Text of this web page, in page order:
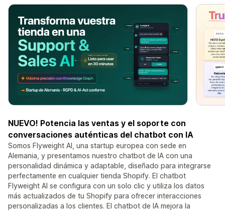
NUEVO! Potencia las ventas y el soporte con
conversaciones auténticas del chatbot con IA
Somos Flyweight AI, una startup europea con sede en
Alemania, y presentamos nuestro chatbot de IA con una
personalidad dinámica y adaptable, diseñado para integrarse
perfectamente en cualquier tienda Shopify. El chatbot
Flyweight AI se configura con un solo clic y utiliza los datos
más actualizados de tu Shopify para ofrecer interacciones
personalizadas a los clientes. El chatbot de IA mejora la